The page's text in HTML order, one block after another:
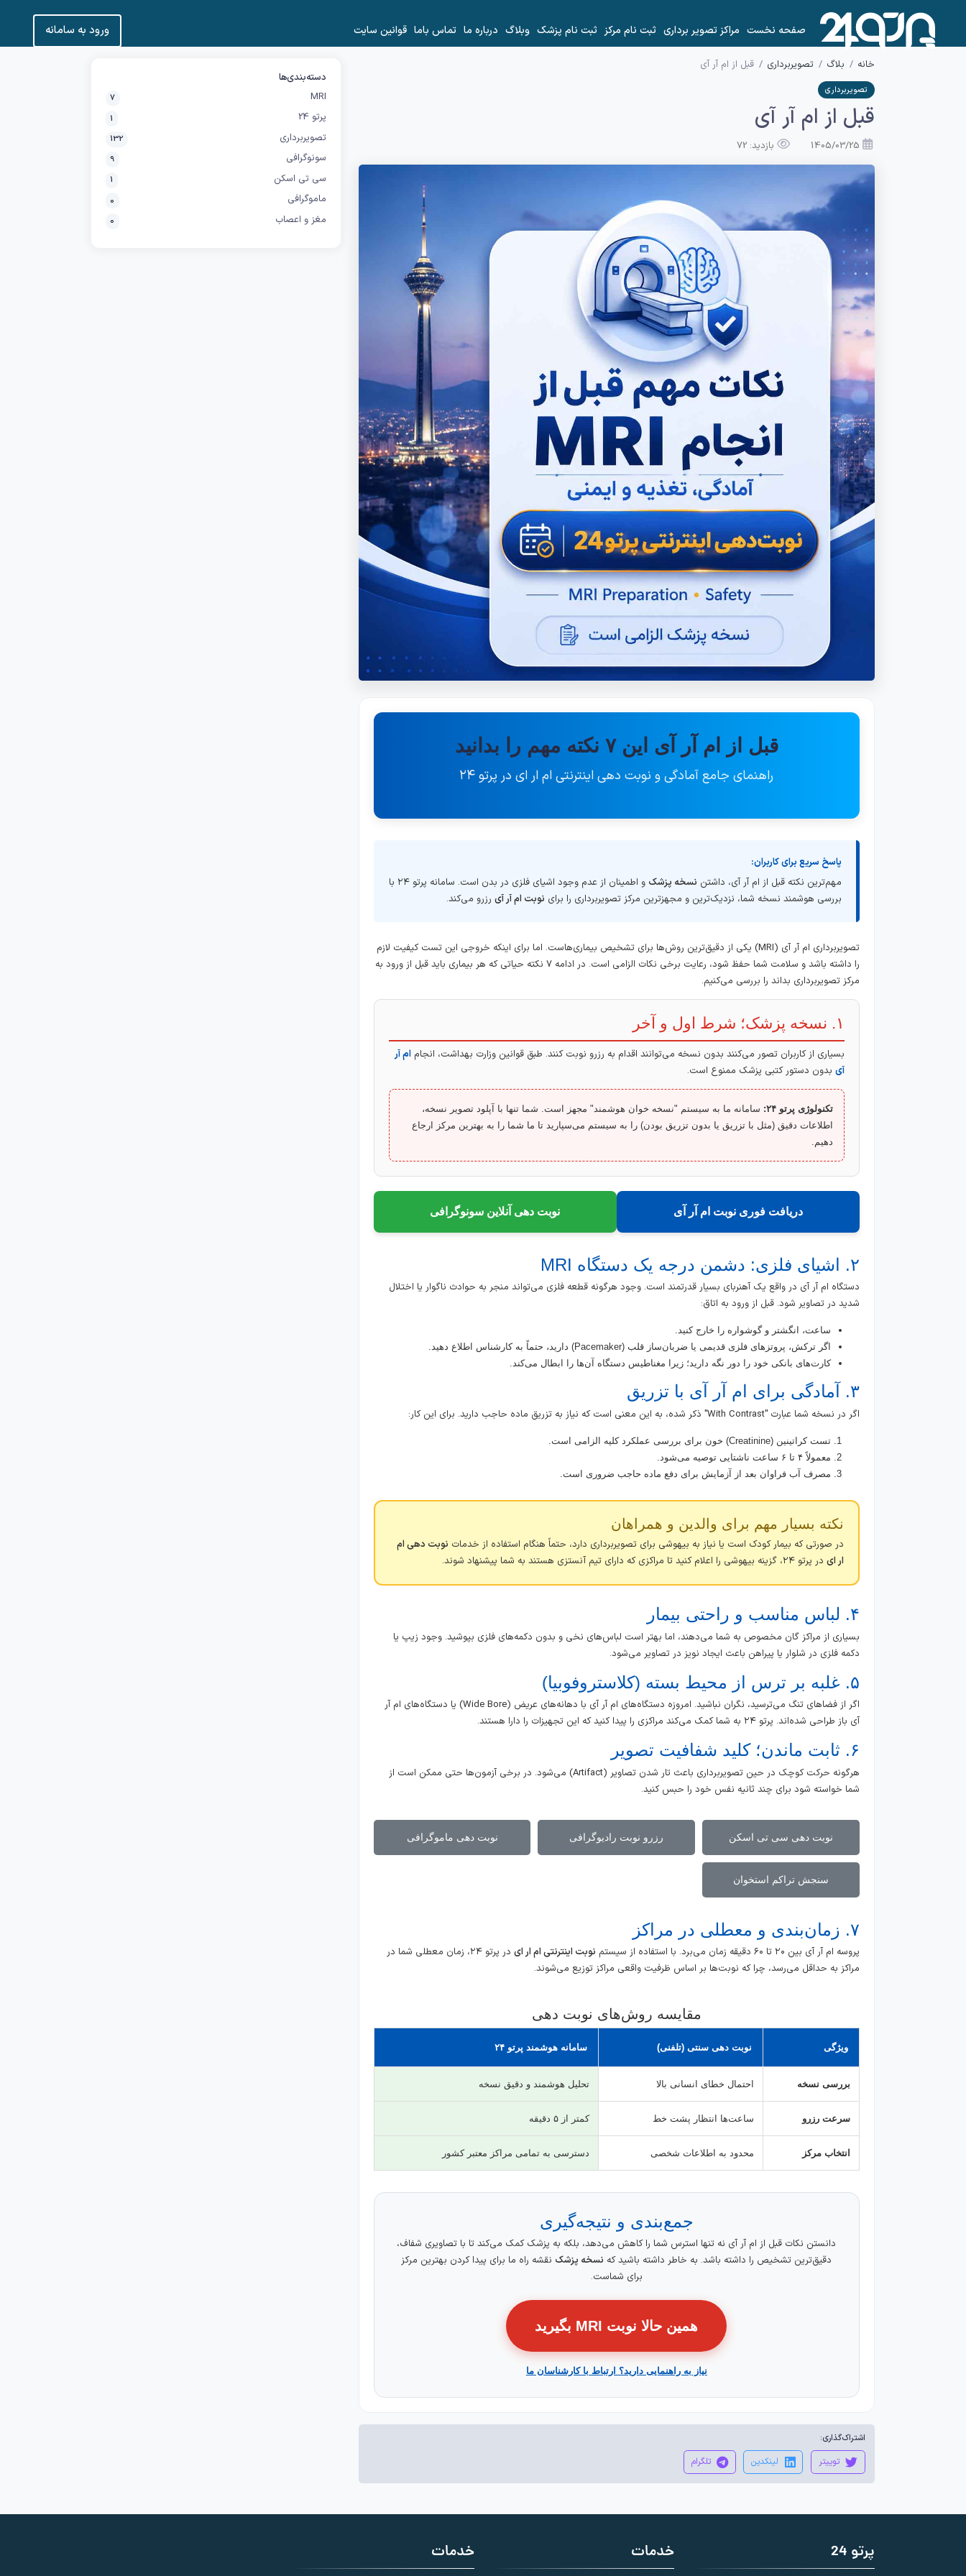
صفحه نخست مراکز تصویر برداری ثبت نام مرکز ثبت نام پزشک وبلاگ درباره ما تماس باما قوانین سایت ورود به سامانه
خانه بلاگ تصویربرداری قبل از ام آر آی
تصویربرداری
قبل از ام آر آی
بازدید: 72
قبل از ام آر آی این ۷ نکته مهم را بدانید
راهنمای جامع آمادگی و نوبت دهی اینترنتی ام ار ای در پرتو ۲۴
پاسخ سریع برای کاربران:
مهم‌ترین نکته قبل از ام آر آی، داشتن نسخه پزشک
و اطمینان از عدم وجود اشیای فلزی در بدن است. سامانه پرتو ۲۴ با
بررسی هوشمند نسخه شما، نزدیک‌ترین و مجهزترین مرکز تصویربرداری را برای نوبت ام آر آی رزرو می‌کند.
تصویربرداری ام آر آی (MRI) یکی از دقیق‌ترین روش‌ها برای تشخیص بیماری‌هاست. اما برای اینکه خروجی این تست کیفیت لازم
را داشته باشد و سلامت شما حفظ شود، رعایت برخی نکات الزامی است. در ادامه ۷ نکته حیاتی که هر بیماری باید قبل از ورود به
مرکز تصویربرداری بداند را بررسی می‌کنیم.
۱. نسخه پزشک؛ شرط اول و آخر
بسیاری از کاربران تصور می‌کنند بدون نسخه می‌توانند اقدام به رزرو نوبت کنند. طبق قوانین وزارت بهداشت، انجام ام آر
آی بدون دستور کتبی پزشک ممنوع است.
تکنولوژی پرتو ۲۴:
سامانه ما به سیستم "نسخه خوان هوشمند" مجهز است. شما تنها با آپلود تصویر نسخه،
اطلاعات دقیق (مثل با تزریق یا بدون تزریق بودن) را به سیستم می‌سپارید تا ما شما را به بهترین مرکز ارجاع
دهیم.
دریافت فوری نوبت ام آر آی نوبت دهی آنلاین سونوگرافی
۲. اشیای فلزی: دشمن درجه یک دستگاه MRI
دستگاه ام آر آی در واقع یک آهنربای بسیار قدرتمند است. وجود هرگونه قطعه فلزی می‌تواند منجر به حوادث ناگوار یا اختلال
شدید در تصاویر شود. قبل از ورود به اتاق:
ساعت، انگشتر و گوشواره را خارج کنید.
اگر ترکش، پروتزهای فلزی قدیمی یا ضربان‌ساز قلب (Pacemaker) دارید، حتماً به کارشناس اطلاع دهید.
کارت‌های بانکی خود را دور نگه دارید؛ زیرا مغناطیس دستگاه آن‌ها را ابطال می‌کند.
۳. آمادگی برای ام آر آی با تزریق
اگر در نسخه شما عبارت "With Contrast" ذکر شده، به این معنی است که نیاز به تزریق ماده حاجب دارید. برای این کار:
تست کراتینین (Creatinine) خون برای بررسی عملکرد کلیه الزامی است.
معمولاً ۴ تا ۶ ساعت ناشتایی توصیه می‌شود.
مصرف آب فراوان بعد از آزمایش برای دفع ماده حاجب ضروری است.
نکته بسیار مهم برای والدین و همراهان
در صورتی که بیمار کودک است یا نیاز به بیهوشی برای تصویربرداری دارد، حتماً هنگام استفاده از خدمات نوبت دهی ام
ار ای در پرتو ۲۴، گزینه بیهوشی را اعلام کنید تا مراکزی که دارای تیم آنستزی هستند به شما پیشنهاد شوند.
۴. لباس مناسب و راحتی بیمار
بسیاری از مراکز گان مخصوص به شما می‌دهند، اما بهتر است لباس‌های نخی و بدون دکمه‌های فلزی بپوشید. وجود زیپ یا
دکمه فلزی در شلوار یا پیراهن باعث ایجاد نویز در تصاویر می‌شود.
۵. غلبه بر ترس از محیط بسته (کلاستروفوبیا)
اگر از فضاهای تنگ می‌ترسید، نگران نباشید. امروزه دستگاه‌های ام آر آی با دهانه‌های عریض (Wide Bore) یا دستگاه‌های ام آر
آی باز طراحی شده‌اند. پرتو ۲۴ به شما کمک می‌کند مراکزی را پیدا کنید که این تجهیزات را دارا هستند.
۶. ثابت ماندن؛ کلید شفافیت تصویر
هرگونه حرکت کوچک در حین تصویربرداری باعث تار شدن تصاویر (Artifact) می‌شود. در برخی آزمون‌ها حتی ممکن است از
شما خواسته شود برای چند ثانیه نفس خود را حبس کنید.
نوبت دهی سی تی اسکن رزرو نوبت رادیوگرافی نوبت دهی ماموگرافی
سنجش تراکم استخوان
۷. زمان‌بندی و معطلی در مراکز
پروسه ام آر آی بین ۲۰ تا ۶۰ دقیقه زمان می‌برد. با استفاده از سیستم نوبت اینترنتی ام ار ای
در پرتو ۲۴، زمان معطلی شما در
مراکز به حداقل می‌رسد، چرا که نوبت‌ها بر اساس ظرفیت واقعی مراکز توزیع می‌شوند.
مقایسه روش‌های نوبت دهی
ویژگی نوبت دهی سنتی (تلفنی) سامانه هوشمند پرتو ۲۴
بررسی نسخه احتمال خطای انسانی بالا تحلیل هوشمند و دقیق نسخه
سرعت رزرو ساعت‌ها انتظار پشت خط کمتر از ۵ دقیقه
انتخاب مرکز محدود به اطلاعات شخصی دسترسی به تمامی مراکز معتبر کشور
جمع‌بندی و نتیجه‌گیری
دانستن نکات قبل از ام آر آی نه تنها استرس شما را کاهش می‌دهد، بلکه به پزشک کمک می‌کند تا با تصاویری شفاف،
دقیق‌ترین تشخیص را داشته باشد. به خاطر داشته باشید که نسخه پزشک نقشه راه ما برای پیدا کردن بهترین مرکز
برای شماست.
همین حالا نوبت MRI بگیرید
نیاز به راهنمایی دارید؟ ارتباط با کارشناسان ما
اشتراک‌گذاری:
توییتر لینکدین تلگرام
دسته‌بندی‌ها
MRI
7
پرتو 24 1
تصویربرداری 132
سونوگرافی 9
سی تی اسکن 1
ماموگرافی 0
مغز و اعصاب 0
پرتو 24 خدمات خدمات